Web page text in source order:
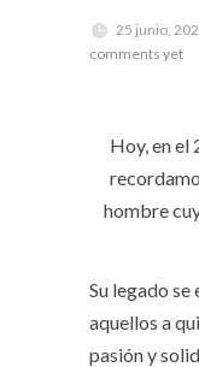
25 junio,
comments yet
Hoy, en el
hombre
Su legado se
aquellos a
pasión y